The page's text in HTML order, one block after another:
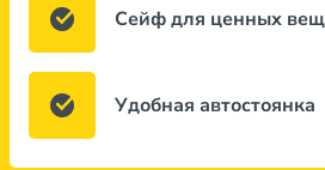
Сейф для ценных
Удобная автостоянка